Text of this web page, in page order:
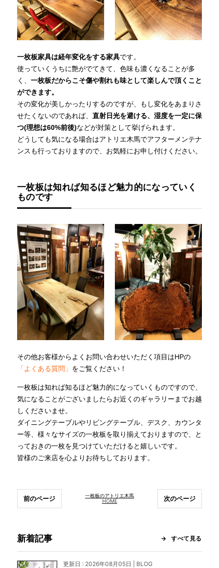
一枚板家具は経年変化をする家具です。
使っていくうちに艶がでてきて、色味も濃くなることが多
く、 一枚板だからこそ傷や割れも味として楽しんで頂くこと
ができます。
その変化が美しかったりするのですが、もし変化をあまりさ
せたくないのであれば、 直射日光を避ける、湿度を一定に保
つ(理想は60%前後)などが対策として挙げられます。
どうしても気になる場合はアトリエ木馬でアフターメンテナ
ンスも行っておりますので、お気軽にお申し付けください。
一枚板は知れば知るほど魅力的になっていく
ものです
その他お客様からよくお問い合わせいただく項目はHPの
「よくある質問」 をご覧ください！
一枚板は知れば知るほど魅力的になっていくものですので、
気になることがございましたらお近くのギャラリーまでお越
しくださいませ。
ダイニングテーブルやリビングテーブル、デスク、カウンタ
ー等、様々なサイズの一枚板を取り揃えておりますので、と
っておきの一枚を見つけていただけると嬉しいです。
皆様のご来店を心よりお待ちしております。
一枚板のアトリエ木馬
HOME
前のページ 次のページ
新着記事 すべて見る
更新日 : 2026年08月05日 | BLOG